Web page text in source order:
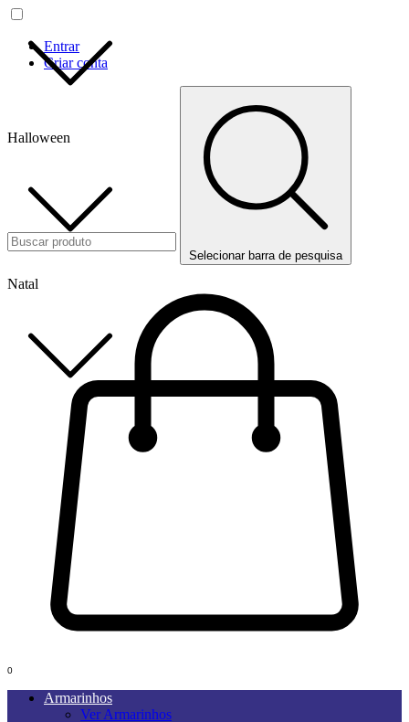
Halloween
Natal
Entrar
Criar conta
Selecionar barra de pesquisa
0
Armarinhos
Ver Armarinhos